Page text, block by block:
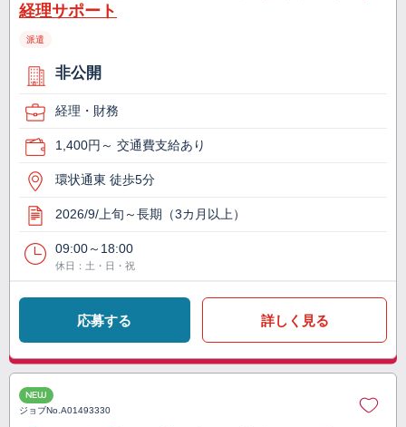
経理サポート
派遣
非公開
経理・財務
1,400円～ 交通費支給あり
環状通東 徒歩5分
2026/9/上旬～長期（3カ月以上）
09:00～18:00
休日：土・日・祝
応募する 詳しく見る
NEW
ジョブNo.A01493330